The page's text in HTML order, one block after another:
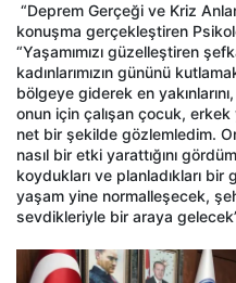
“Deprem Gerçeği ve Kriz
konuşma gerçekleştiren
“Yaşamımızı güzelleştiren
kadınlarımızın gününü
bölgeye giderek en
onun için çalışan çocuk, erkek
net bir şekilde gözlemledim.
nasıl bir etki yarattığını
koydukları ve planladıkları
yaşam yine normalleşecek,
sevdikleriyle bir araya